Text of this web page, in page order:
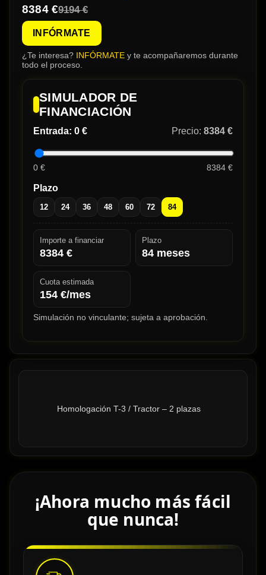
8384 €9194 €
INFÓRMATE
¿Te interesa? INFÓRMATE y te acompañaremos durante
todo el proceso.
SIMULADOR DE
FINANCIACIÓN
Entrada: 0 € Precio: 8384 €
0 € 8384 €
Plazo
12 24 36 48 60 72 84
Importe a financiar
8384 €
Plazo
84 meses
Cuota estimada
154 €/mes
Simulación no vinculante; sujeta a aprobación.
¡Ahora mucho más fácil
que nunca!